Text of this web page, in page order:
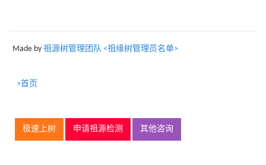
Made by 祖源树管理团队 <祖缘树管理员名单>
>首页
极速上树 申请祖源检测 其他咨询